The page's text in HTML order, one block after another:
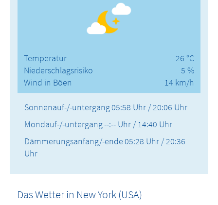
Temperatur
Niederschlagsrisiko
Wind in Böen
26 °C
5 %
14 km/h
Sonnenauf-/-untergang05:58 Uhr / 20:06 Uhr
Mondauf-/-untergang--:-- Uhr / 14:40 Uhr
Dämmerungsanfang/-ende05:28 Uhr / 20:36
Uhr
Das Wetter in New York (USA)